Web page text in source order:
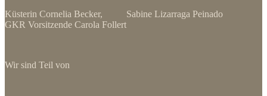
Küsterin Cornelia Becker, Sabine Lizarraga Peinado
GKR Vorsitzende Carola Follert
Wir sind Teil von